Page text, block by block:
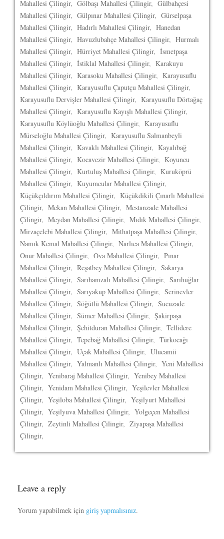
Mahallesi Çilingir, Gölbaşı Mahallesi Çilingir, Gülbahçesi
Mahallesi Çilingir, Gülpınar Mahallesi Çilingir, Gürselpaşa
Mahallesi Çilingir, Hadırlı Mahallesi Çilingir, Hanedan
Mahallesi Çilingir, Havuzlubahçe Mahallesi Çilingir, Hurmalı
Mahallesi Çilingir, Hürriyet Mahallesi Çilingir, İsmetpaşa
Mahallesi Çilingir, İstiklal Mahallesi Çilingir, Karakuyu
Mahallesi Çilingir, Karasoku Mahallesi Çilingir, Karayusuflu
Mahallesi Çilingir, Karayusuflu Çaputçu Mahallesi Çilingir,
Karayusuflu Dervişler Mahallesi Çilingir, Karayusuflu Dörtağaç
Mahallesi Çilingir, Karayusuflu Kayışlı Mahallesi Çilingir,
Karayusuflu Köylüoğlu Mahallesi Çilingir, Karayusuflu
Mürseloğlu Mahallesi Çilingir, Karayusuflu Salmanbeyli
Mahallesi Çilingir, Kavaklı Mahallesi Çilingir, Kayalıbağ
Mahallesi Çilingir, Kocavezir Mahallesi Çilingir, Koyuncu
Mahallesi Çilingir, Kurtuluş Mahallesi Çilingir, Kuruköprü
Mahallesi Çilingir, Kuyumcular Mahallesi Çilingir,
Küçükçıldırım Mahallesi Çilingir, Küçükdikili Çınarlı Mahallesi
Çilingir, Mekan Mahallesi Çilingir, Mestanzade Mahallesi
Çilingir, Meydan Mahallesi Çilingir, Mıdık Mahallesi Çilingir,
Mirzaçelebi Mahallesi Çilingir, Mithatpaşa Mahallesi Çilingir,
Namık Kemal Mahallesi Çilingir, Narlıca Mahallesi Çilingir,
Onur Mahallesi Çilingir, Ova Mahallesi Çilingir, Pınar
Mahallesi Çilingir, Reşatbey Mahallesi Çilingir, Sakarya
Mahallesi Çilingir, Sarıhamzalı Mahallesi Çilingir, Sarıhuğlar
Mahallesi Çilingir, Sarıyakup Mahallesi Çilingir, Serinevler
Mahallesi Çilingir, Söğütlü Mahallesi Çilingir, Sucuzade
Mahallesi Çilingir, Sümer Mahallesi Çilingir, Şakirpaşa
Mahallesi Çilingir, Şehitduran Mahallesi Çilingir, Tellidere
Mahallesi Çilingir, Tepebağ Mahallesi Çilingir, Türkocağı
Mahallesi Çilingir, Uçak Mahallesi Çilingir, Ulucamii
Mahallesi Çilingir, Yalmanlı Mahallesi Çilingir, Yeni Mahallesi
Çilingir, Yenibaraj Mahallesi Çilingir, Yenibey Mahallesi
Çilingir, Yenidam Mahallesi Çilingir, Yeşilevler Mahallesi
Çilingir, Yeşiloba Mahallesi Çilingir, Yeşilyurt Mahallesi
Çilingir, Yeşilyuva Mahallesi Çilingir, Yolgeçen Mahallesi
Çilingir, Zeytinli Mahallesi Çilingir, Ziyapaşa Mahallesi
Çilingir,
Leave a reply
Yorum yapabilmek için giriş yapmalısınız.